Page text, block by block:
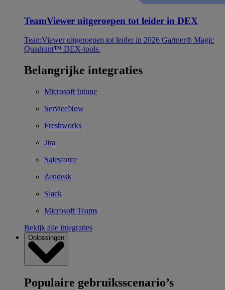
TeamViewer uitgeroepen tot leider in DEX
TeamViewer uitgeroepen tot leider in 2026 Gartner® Magic
Quadrant™ DEX-tools.
Belangrijke integraties
Microsoft Intune
ServiceNow
Freshworks
Jira
Salesforce
Zendesk
Slack
Microsoft Teams
Bekijk alle integraties
Oplossingen
Populaire gebruiksscenario’s